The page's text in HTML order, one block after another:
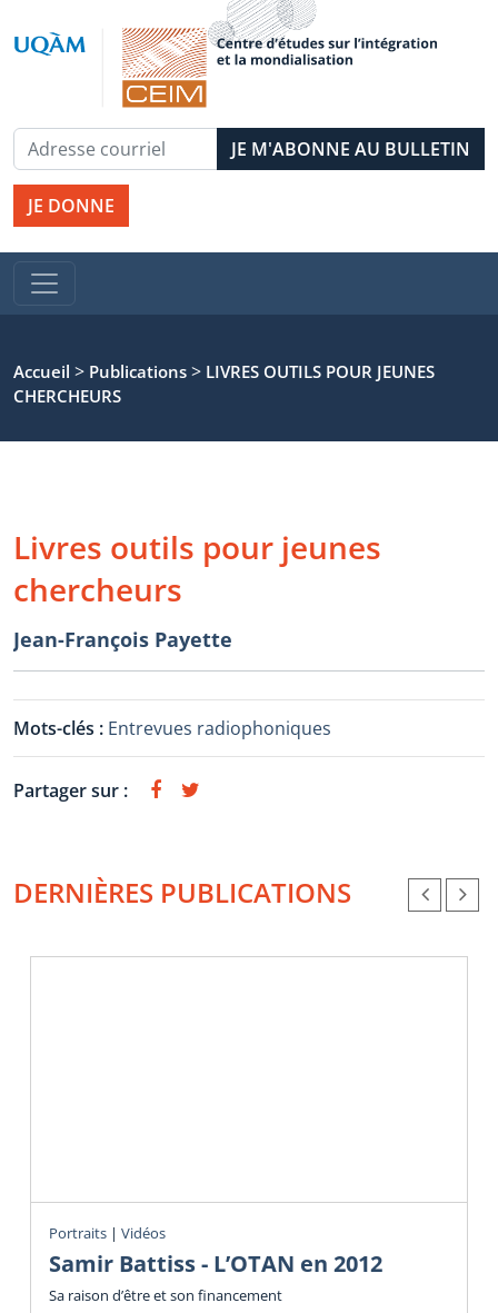
JE DONNE
Accueil > Publications > LIVRES OUTILS POUR JEUNES
CHERCHEURS
Livres outils pour jeunes
chercheurs
Jean-François Payette
Mots-clés : Entrevues radiophoniques
Partager sur :
DERNIÈRES PUBLICATIONS
Portraits | Vidéos
Samir Battiss - L’OTAN en 2012
Sa raison d’être et son financement